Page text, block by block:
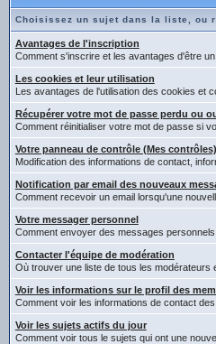
Choisissez un sujet dans la liste, ou
Avantages de l'inscription
Comment s'inscrire et les avantages d'être
Les cookies et leur utilisation
Les avantages de l'utilisation des cookies et
Récupérer votre mot de passe perdu ou
Comment réinitialiser votre mot de passe si
Votre panneau de contrôle (Mes contrôles)
Modification des informations de contact,
Notification par email des nouveaux
Comment recevoir un email lorsqu'une
Votre messager personnel
Comment envoyer des messages
Contacter l'équipe de modération
Où trouver une liste de tous les modérateurs
Voir les informations sur le profil des
Comment voir les informations de contact des
Voir les sujets actifs du jour
Comment voir tous le sujets qui ont une